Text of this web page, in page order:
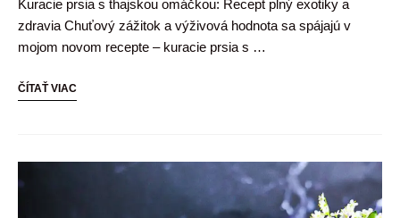
Kuracie prsia s thajskou omáčkou: Recept plný exotiky a
zdravia Chuťový zážitok a výživová hodnota sa spájajú v
mojom novom recepte – kuracie prsia s …
ČÍTAŤ VIAC